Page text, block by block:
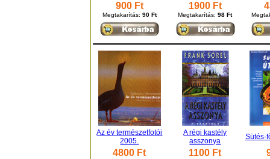
900 Ft
Megtakarítás: 90 Ft
1900 Ft
Megtakarítás:98 Ft
Az év természetfotói
2005.
A régi kastély
asszonya
Sütés-
4800 Ft 1100 Ft